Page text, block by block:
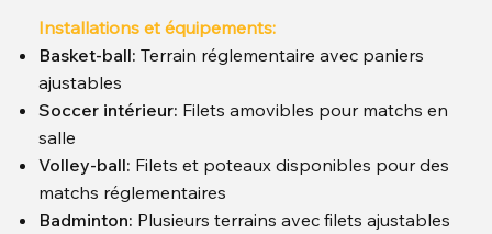
Installations et équipements:
Basket-ball:Terrain réglementaire avec paniers
ajustables
Soccer intérieur: Filets amovibles pour matchs en
salle
Volley-ball: Filets et poteaux disponibles pour des
matchs réglementaires
Badminton: Plusieurs terrains avec filets ajustables